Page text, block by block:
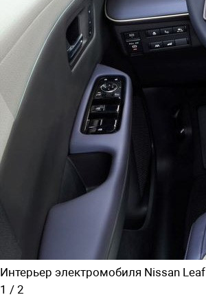
Интерьер электромобиля Nissan Leaf
1 / 2